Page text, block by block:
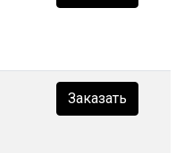
Заказать